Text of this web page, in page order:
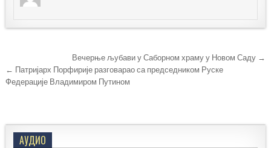
Кретање
чланка
Вечерње љубави у Саборном храму у Новом Саду →
← Патријарх Порфирије разговарао са председником Руске
Федерације Владимиром Путином
АУДИО